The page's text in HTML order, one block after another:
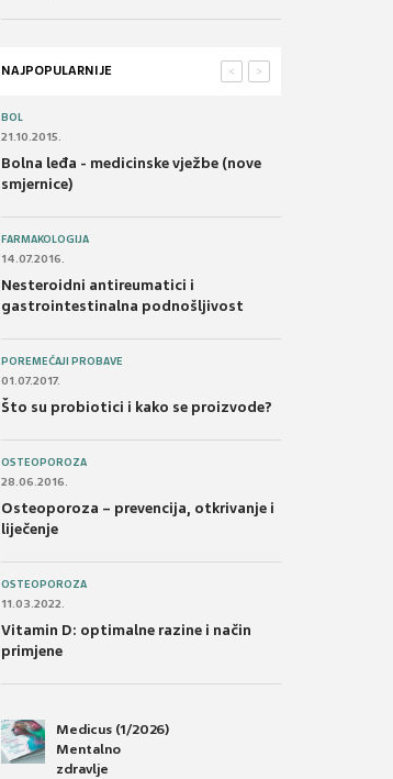
NAJPOPULARNIJE >
<
BOL
21.10.2015.
Bolna leđa - medicinske vježbe (nove
smjernice)
FARMAKOLOGIJA
14.07.2016.
Nesteroidni antireumatici i
gastrointestinalna podnošljivost
POREMEĆAJI PROBAVE
01.07.2017.
Što su probiotici i kako se proizvode?
OSTEOPOROZA
28.06.2016.
Osteoporoza – prevencija, otkrivanje i
liječenje
OSTEOPOROZA
11.03.2022.
Vitamin D: optimalne razine i način
primjene
Medicus (1/2026)
Mentalno
zdravlje